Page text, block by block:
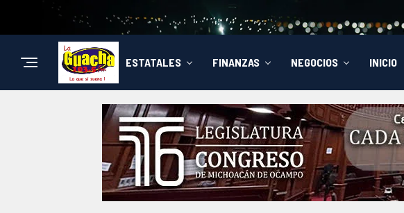
ESTATALES FINANZAS NEGOCIOS INICIO